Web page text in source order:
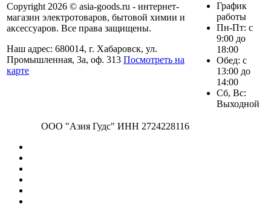
Copyright 2026 © asia-goods.ru - интернет-
магазин электротоваров, бытовой химии и
аксессуаров. Все права защищены.
Наш адрес: 680014, г. Хабаровск, ул.
Промышленная, 3а, оф. 313 Посмотреть на
карте
График
работы
Пн-Пт: с
9:00 до
18:00
Обед: с
13:00 до
14:00
Сб, Вс:
Выходной
ООО "Азия Гудс" ИНН 2724228116